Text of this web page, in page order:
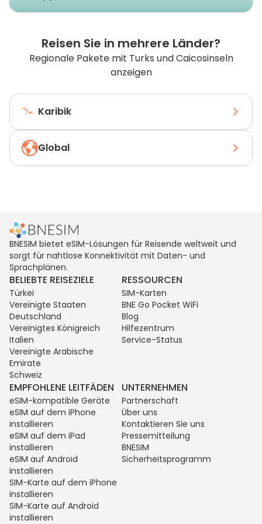
Reisen Sie in mehrere Länder?
Regionale Pakete mit Turks und Caicosinseln
anzeigen
Karibik
Global
BNESIM bietet eSIM-Lösungen für Reisende weltweit und
sorgt für nahtlose Konnektivität mit Daten- und
Sprachplänen.
BELIEBTE REISEZIELE
Türkei
Vereinigte Staaten
Deutschland
Vereinigtes Königreich
Italien
Vereinigte Arabische
Emirate
Schweiz
RESSOURCEN
SIM-Karten
BNE Go Pocket WiFi
Blog
Hilfezentrum
Service-Status
EMPFOHLENE LEITFÄDEN
eSIM-kompatible Geräte
eSIM auf dem iPhone
installieren
eSIM auf dem iPad
installieren
eSIM auf Android
installieren
SIM-Karte auf dem iPhone
installieren
SIM-Karte auf Android
installieren
UNTERNEHMEN
Partnerschaft
Über uns
Kontaktieren Sie uns
Pressemitteilung
BNESIM
Sicherheitsprogramm